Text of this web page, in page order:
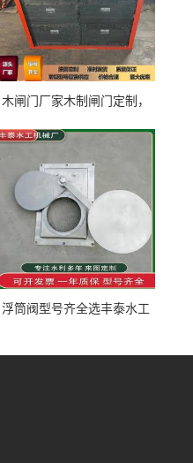
木闸门厂家木制闸门定制，
型号齐全
浮筒阀型号齐全选丰泰水工
道水库电站污水处理钢制闸